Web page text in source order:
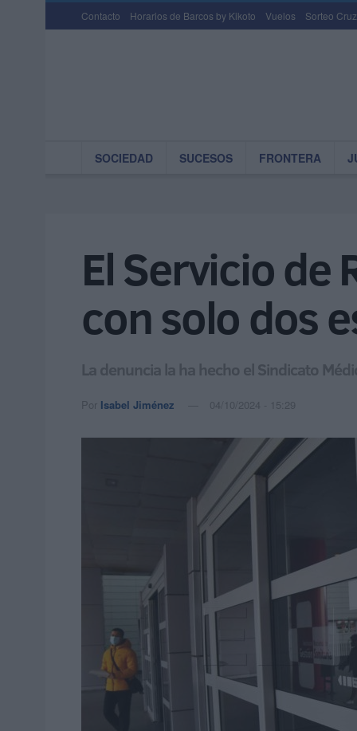
Contacto Horarios de Barcos by Kikoto Vuelos Sorteo
SOCIEDAD SUCESOS FRONTERA
El Servicio
con solo dos
La denuncia la ha hecho el Sindicato
Por Isabel Jiménez 04/10/2024 - 15:29